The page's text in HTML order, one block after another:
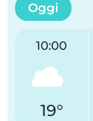
Oggi
10:00
19°